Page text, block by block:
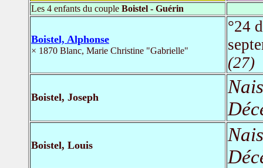
Les 4 enfants du couple Boistel - Guérin
Boistel, Alphonse
× 1870 Blanc, Marie Christine "Gabrielle"
°24
(27)
Boistel, Joseph
Boistel, Louis